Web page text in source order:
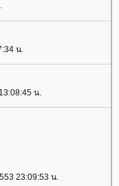
น.
น.
23:09:53 น.